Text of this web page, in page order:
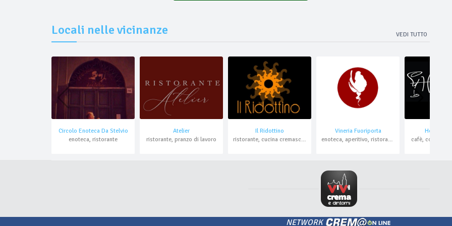
Locali nelle vicinanze VEDI TUTTO
Circolo Enoteca Da Stelvio
enoteca, ristorante
Atelier
ristorante, pranzo di lavoro
Il Ridottino
ristorante, cucina cremasca, bistrot, catering
Vineria Fuoriporta
enoteca, aperitivo, ristorante , pesce, domicilio
cafè, cocktail
NETWORK